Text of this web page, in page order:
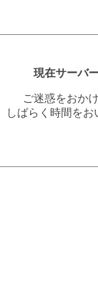
現在サーバ
ご迷惑をおか
しばらく時間を